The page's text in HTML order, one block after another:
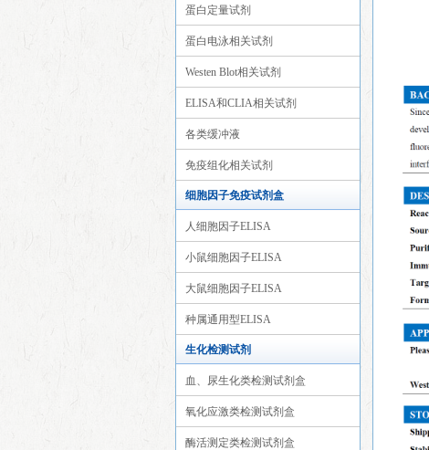
蛋白定量试剂
蛋白电泳相关试剂
Westen Blot相关试剂
ELISA和CLIA相关试剂
各类缓冲液
免疫组化相关试剂
细胞因子免疫试剂盒
人细胞因子ELISA
小鼠细胞因子ELISA
大鼠细胞因子ELISA
种属通用型ELISA
生化检测试剂
血、尿生化类检测试剂盒
氧化应激类检测试剂盒
酶活测定类检测试剂盒